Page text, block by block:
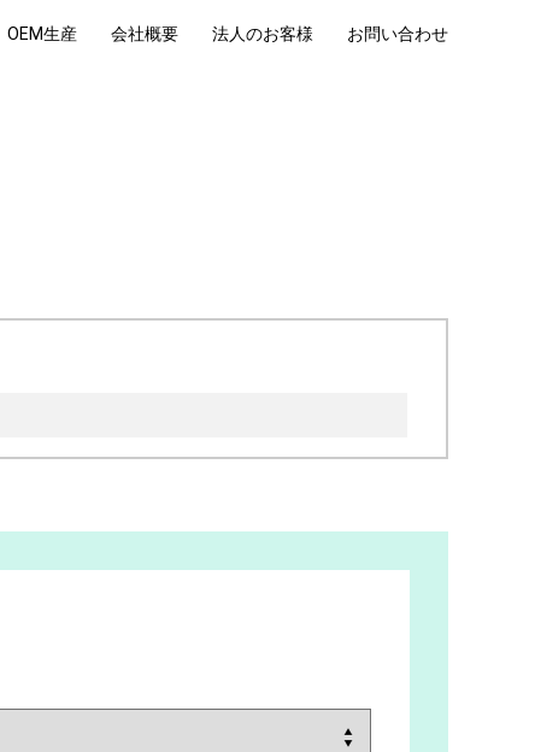
OEM生産 会社概要 法人のお客様 お問い合わせ